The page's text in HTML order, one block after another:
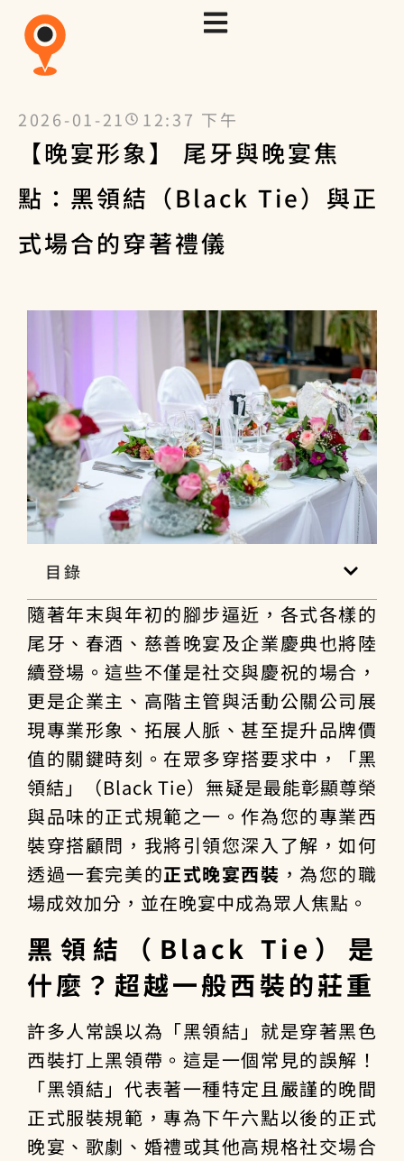
2026-01-21 12:37 下午
【晚宴形象】 尾牙與晚宴焦
點：黑領結（Black Tie）與正
式場合的穿著禮儀
目錄
隨著年末與年初的腳步逼近，各式各樣的
尾牙、春酒、慈善晚宴及企業慶典也將陸
續登場。這些不僅是社交與慶祝的場合，
更是企業主、高階主管與活動公關公司展
現專業形象、拓展人脈、甚至提升品牌價
值的關鍵時刻。在眾多穿搭要求中，「黑
領結」（Black Tie）無疑是最能彰顯尊榮
與品味的正式規範之一。作為您的專業西
裝穿搭顧問，我將引領您深入了解，如何
透過一套完美的正式晚宴西裝 ，為您的職
場成效加分，並在晚宴中成為眾人焦點。
黑領結（Black Tie）是
什麼？超越一般西裝的莊重
許多人常誤以為「黑領結」就是穿著黑色
西裝打上黑領帶。這是一個常見的誤解！
「黑領結」代表著一種特定且嚴謹的晚間
正式服裝規範，專為下午六點以後的正式
晚宴、歌劇、婚禮或其他高規格社交場合